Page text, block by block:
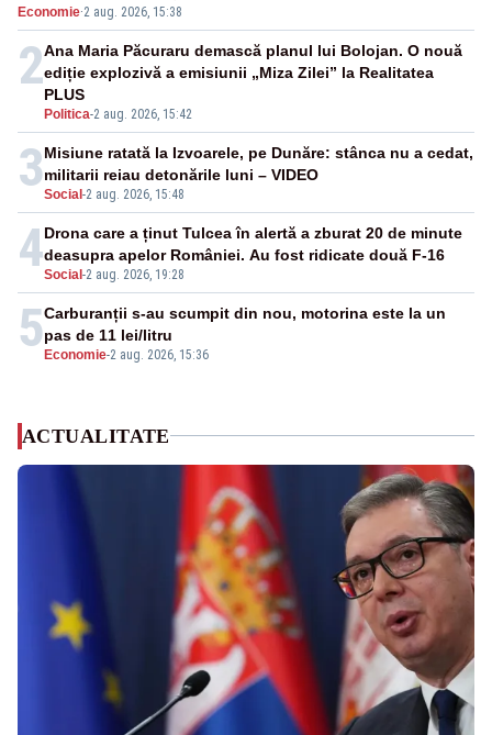
Economie·2 aug. 2026, 15:38
2
Politica-2 aug. 2026, 15:42
Ana Maria Păcuraru demască planul lui Bolojan. O nouă
ediție explozivă a emisiunii „Miza Zilei” la Realitatea
PLUS
3Social-2 aug. 2026, 15:48
Misiune ratată la Izvoarele, pe Dunăre: stânca nu a cedat,
militarii reiau detonările luni – VIDEO
4Social-2 aug. 2026, 19:28
Drona care a ținut Tulcea în alertă a zburat 20 de minute
deasupra apelor României. Au fost ridicate două F-16
5Economie-2 aug. 2026, 15:36
Carburanții s-au scumpit din nou, motorina este la un
pas de 11 lei/litru
ACTUALITATE